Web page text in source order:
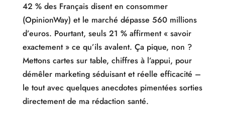
42 % des Français disent en consommer
(OpinionWay) et le marché dépasse 560 millions
d’euros. Pourtant, seuls 21 % affirment « savoir
exactement » ce qu’ils avalent. Ça pique, non ?
Mettons cartes sur table, chiffres à l’appui, pour
démêler marketing séduisant et réelle efficacité –
le tout avec quelques anecdotes pimentées sorties
directement de ma rédaction santé.